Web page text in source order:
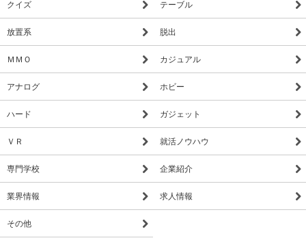
クイズ テーブル
放置系 脱出
ＭＭＯ カジュアル
アナログ ホビー
ハード ガジェット
ＶＲ 就活ノウハウ
専門学校 企業紹介
業界情報 求人情報
その他